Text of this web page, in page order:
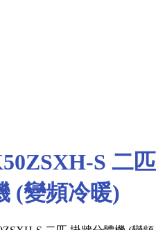
S 二匹
(變頻冷暖)